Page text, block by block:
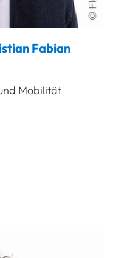
Fabian
Mobilität